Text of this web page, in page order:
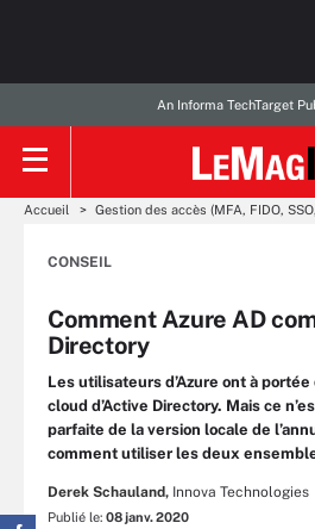
An Informa TechTarget
Accueil Gestion des accès (MFA, FIDO,
CONSEIL
Comment Azure AD
Directory
Les utilisateurs d’Azure ont à
cloud d’Active Directory. Mais ce
parfaite de la version locale de
comment utiliser les deux
Derek Schauland, Innova Technologies
Publié le: 08 janv. 2020